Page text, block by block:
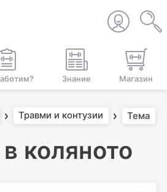
Знание Магазин
Травми и контузии Тема
коляното